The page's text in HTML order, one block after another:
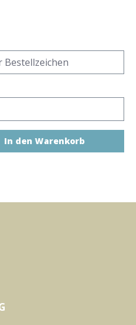
den gewünschten
In den Warenkorb